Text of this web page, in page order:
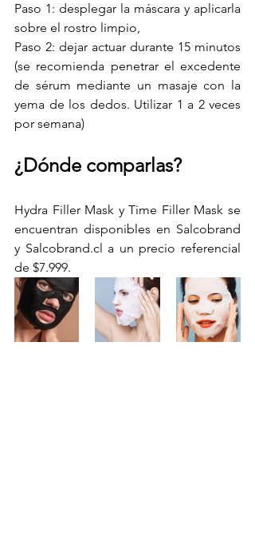
Paso 1: desplegar la máscara y aplicarla
sobre el rostro limpio,
Paso 2: dejar actuar durante 15 minutos
(se recomienda penetrar el excedente
de sérum mediante un masaje con la
yema de los dedos. Utilizar 1 a 2 veces
por semana)
¿Dónde comparlas?
Hydra Filler Mask y Time Filler Mask se
encuentran disponibles en Salcobrand
y Salcobrand.cl a un precio referencial
de $7.999.